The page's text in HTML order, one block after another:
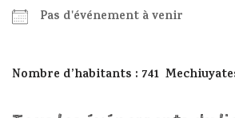
Pas d'événement à venir
Nombre d’habitants : 741